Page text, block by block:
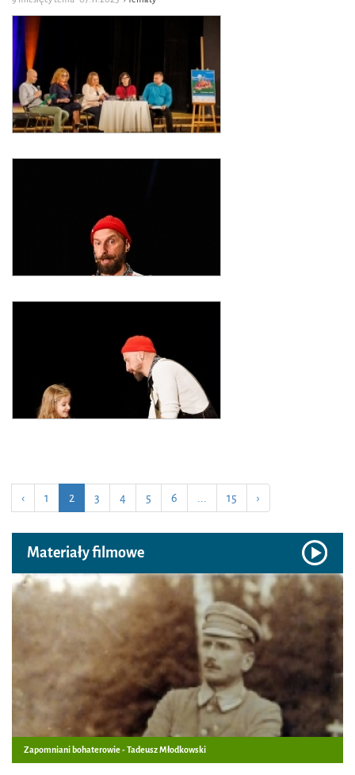
‹ 1 2 3 4 5 6 ... 15 ›
Materiały filmowe
Zapomniani bohaterowie - Tadeusz Młodkowski